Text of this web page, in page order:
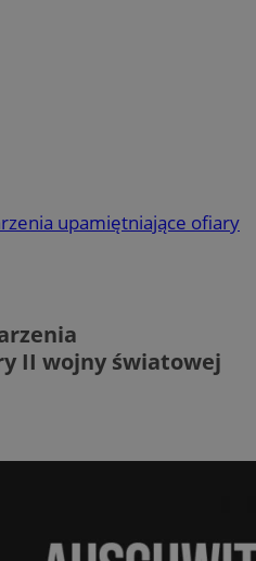
upamiętniające ofiary
II wojny światowej